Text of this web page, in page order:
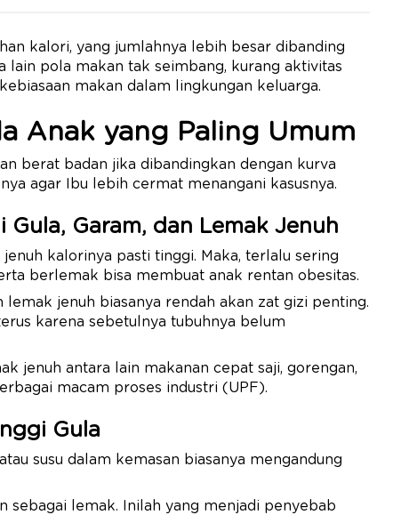
kalori, yang jumlahnya lebih besar dibanding
lain pola makan tak seimbang, kurang aktivitas
makan dalam lingkungan keluarga.
Anak yang Paling Umum
berat badan jika dibandingkan dengan kurva
agar Ibu lebih cermat menangani kasusnya.
Gula, Garam, dan Lemak Jenuh
kalorinya pasti tinggi. Maka, terlalu sering
berlemak bisa membuat anak rentan obesitas.
lemak jenuh biasanya rendah akan zat gizi penting.
karena sebetulnya tubuhnya belum
jenuh antara lain makanan cepat saji, gorengan,
macam proses industri (UPF).
Gula
susu dalam kemasan biasanya mengandung
sebagai lemak. Inilah yang menjadi penyebab